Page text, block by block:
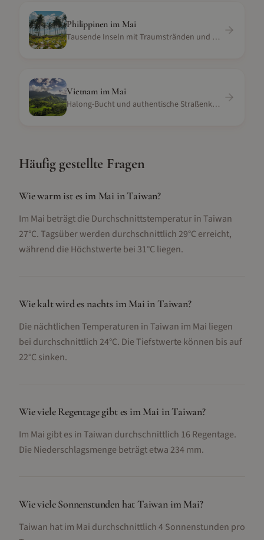
Philippinen im Mai
Tausende Inseln mit Traumstränden und Tauchspots
Vietnamim Mai
Halong-Bucht und authentische Straßenküche
Häufig gestellte Fragen
Wie warm ist es im Mai in Taiwan?
Im Mai beträgt die Durchschnittstemperatur in Taiwan
27°C. Tagsüber werden durchschnittlich 29°C erreicht,
während die Höchstwerte bei 31°C liegen.
Wie kalt wird es nachts im Mai in Taiwan?
Die nächtlichen Temperaturen in Taiwan im Mai liegen
bei durchschnittlich 24°C. Die Tiefstwerte können bis auf
22°C sinken.
Wie viele Regentage gibt es im Mai in Taiwan?
Im Mai gibt es in Taiwan durchschnittlich 16 Regentage.
Die Niederschlagsmenge beträgt etwa 234 mm.
Wie viele Sonnenstunden hat Taiwan im Mai?
Taiwan hat im Mai durchschnittlich 4 Sonnenstunden pro